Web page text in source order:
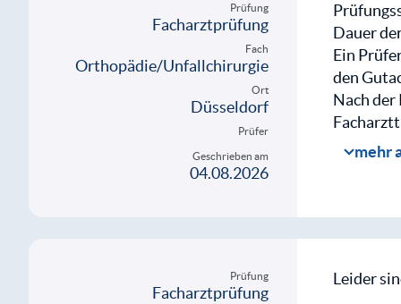
Zuerst
werden.
größer
es um
Mit
Prüfung
Facharztprüfung
Fach
Orthopädie/Unfallchirurgie
Ort
Düsseldorf
Prüfer
Geschrieben am
04.08.2026
Dauer
Ein
den
Nach
mehr
Prüfung
Facharztprüfung
Leider